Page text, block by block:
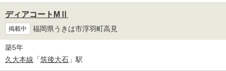
ディアコートMⅡ
掲載中 福岡県うきは市浮羽町高見
築5年
久大本線 「筑後大石 」駅